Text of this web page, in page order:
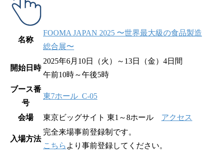
名称
FOOMA JAPAN 2025 〜世界最大級の食品製造
総合展〜
開始日時
2025年6月10日（火）～13日（金）4日間
午前10時～午後5時
ブース番
号
東7ホール C-05
会場 東京ビッグサイト 東1～8ホール アクセス
入場方法
完全来場事前登録制です。
こちら より事前登録してください。